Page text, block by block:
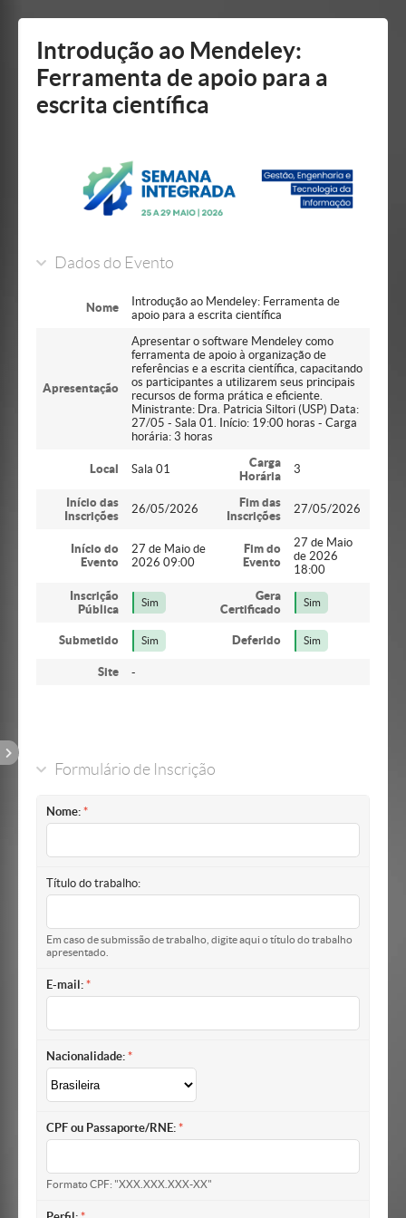
barra
Introdução ao Mendeley:
Ferramenta de apoio para a
escrita científica
Dados do Evento
Nome
Introdução ao Mendeley: Ferramenta de
apoio para a escrita científica
Apresentação
Apresentar o software Mendeley como
ferramenta de apoio à organização de
referências e a escrita científica, capacitando
os participantes a utilizarem seus principais
recursos de forma prática e eficiente.
Ministrante: Dra. Patricia Siltori (USP) Data:
27/05 - Sala 01. Início: 19:00 horas - Carga
horária: 3 horas
Local Sala 01
Carga
Horária
3
Início das
Inscrições
26/05/2026
Fim das
Inscrições
27/05/2026
Início do
Evento
27 de Maio de
2026 09:00
Fim do
Evento
27 de Maio
de 2026
18:00
Inscrição
Pública
Sim
Gera
Certificado
Sim
Submetido Sim Deferido Sim
Site -
Formulário de Inscrição
Nome:
Título do trabalho:
Em caso de submissão de trabalho, digite aqui o título do trabalho
apresentado.
E-mail:
Nacionalidade:
CPF ou Passaporte/RNE:
Formato CPF: "XXX.XXX.XXX-XX"